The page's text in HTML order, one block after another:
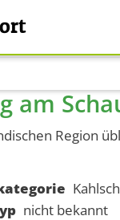
am
Region
nicht bekannt